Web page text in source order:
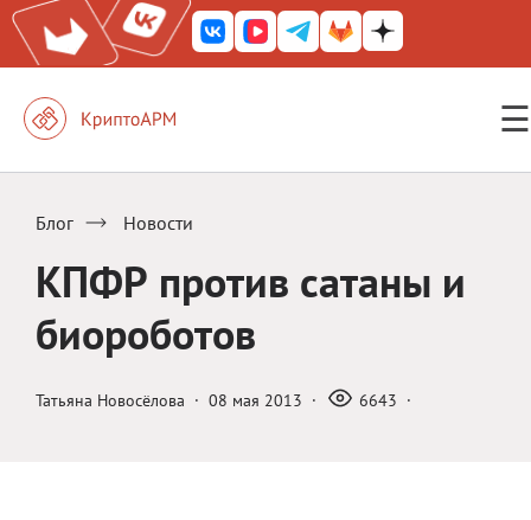
☰
Железный почтовый ящик
КриптоАРМ ID
Блог Новости
КПФР против сатаны и
биороботов
Татьяна Новосёлова · 08 мая 2013 · 6643 ·